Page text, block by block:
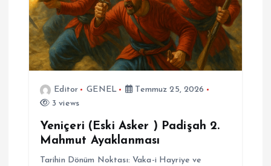
Editor GENEL
Temmuz 25, 2026
3 views
Yeniçeri (Eski Asker ) Padişah 2.
Mahmut Ayaklanması
Tarihin Dönüm Noktası: Vaka-i Hayriye ve